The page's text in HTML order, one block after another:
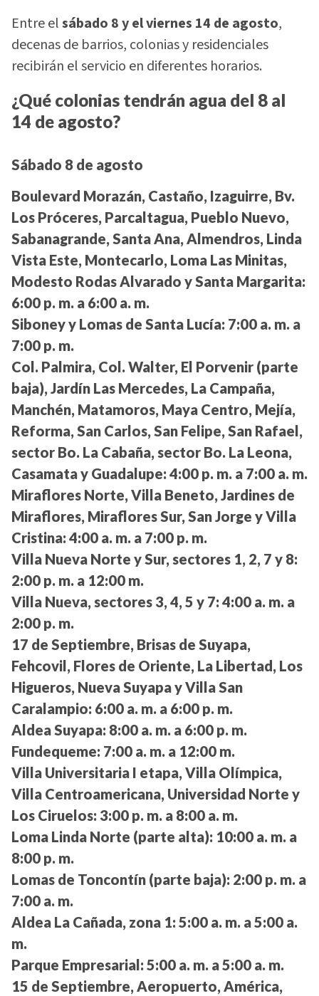
Entre elsábado 8 y el viernes 14 de agosto,
decenas de barrios, colonias y residenciales
recibirán el servicio en diferentes horarios.
¿Qué colonias tendrán agua del 8 al
14 de agosto?
Sábado 8 de agosto
Boulevard Morazán, Castaño, Izaguirre, Bv.
Los Próceres, Parcaltagua, Pueblo Nuevo,
Sabanagrande, Santa Ana, Almendros, Linda
Vista Este, Montecarlo, Loma Las Minitas,
Modesto Rodas Alvarado y Santa Margarita:
6:00 p. m. a 6:00 a. m.
Siboney y Lomas de Santa Lucía: 7:00 a. m. a
7:00 p. m.
Col. Palmira, Col. Walter, El Porvenir (parte
baja), Jardín Las Mercedes, La Campaña,
Manchén, Matamoros, Maya Centro, Mejía,
Reforma, San Carlos, San Felipe, San Rafael,
sector Bo. La Cabaña, sector Bo. La Leona,
Casamata y Guadalupe: 4:00 p. m. a 7:00 a. m.
Miraflores Norte, Villa Beneto, Jardines de
Miraflores, Miraflores Sur, San Jorge y Villa
Cristina: 4:00 a. m. a 7:00 p. m.
Villa Nueva Norte y Sur, sectores 1, 2, 7 y 8:
2:00 p. m. a 12:00 m.
Villa Nueva, sectores 3, 4, 5 y 7: 4:00 a. m. a
2:00 p. m.
17 de Septiembre, Brisas de Suyapa,
Fehcovil, Flores de Oriente, La Libertad, Los
Higueros, Nueva Suyapa y Villa San
Caralampio: 6:00 a. m. a 6:00 p. m.
Aldea Suyapa: 8:00 a. m. a 6:00 p. m.
Fundequeme: 7:00 a. m. a 12:00 m.
Villa Universitaria I etapa, Villa Olímpica,
Villa Centroamericana, Universidad Norte y
Los Ciruelos: 3:00 p. m. a 8:00 a. m.
Loma Linda Norte (parte alta): 10:00 a. m. a
8:00 p. m.
Lomas de Toncontín (parte baja): 2:00 p. m. a
7:00 a. m.
Aldea La Cañada, zona 1: 5:00 a. m. a 5:00 a.
m.
Parque Empresarial: 5:00 a. m. a 5:00 a. m.
15 de Septiembre, Aeropuerto, América,